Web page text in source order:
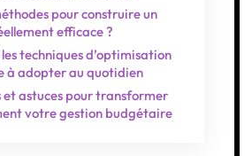
pour construire un
efficace ?
techniques d’optimisation
à adopter au quotidien
et astuces pour transformer
votre gestion budgétaire